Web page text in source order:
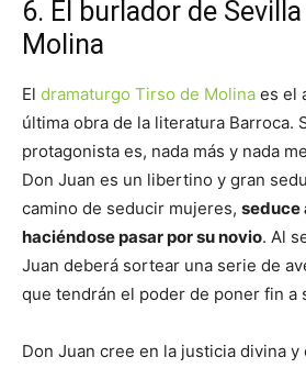
6. El burlador de
Molina
El dramaturgo Tirso de Molina es el
última obra de la literatura Barroca.
protagonista es, nada más y nada
Don Juan es un libertino y gran
camino de seducir mujeres, seduce
haciéndose pasar por su novio. Al
Juan deberá sortear una serie de
que tendrán el poder de poner fin a
Don Juan cree en la justicia divina